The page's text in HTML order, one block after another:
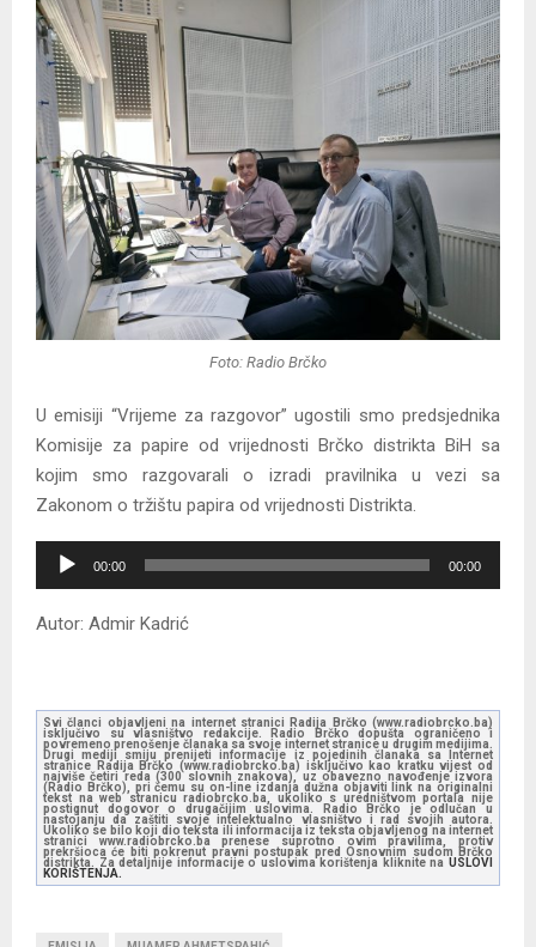
Foto: Radio Brčko
U emisiji “Vrijeme za razgovor” ugostili smo predsjednika
Komisije za papire od vrijednosti Brčko distrikta BiH sa
kojim smo razgovarali o izradi pravilnika u vezi sa
Zakonom o tržištu papira od vrijednosti Distrikta.
u
d
a
e
00:00 00:00
Autor: Admir Kadrić
Svi članci objavljeni na internet stranici Radija Brčko (www.radiobrcko.ba)
isključivo su vlasništvo redakcije. Radio Brčko dopušta ograničeno i
povremeno prenošenje članaka sa svoje internet stranice u drugim medijima.
Drugi mediji smiju prenijeti informacije iz pojedinih članaka sa Internet
stranice Radija Brčko (www.radiobrcko.ba) isključivo kao kratku vijest od
najviše četiri reda (300 slovnih znakova), uz obavezno navođenje izvora
(Radio Brčko), pri čemu su on-line izdanja dužna objaviti link na originalni
tekst na web stranicu radiobrcko.ba, ukoliko s uredništvom portala nije
postignut dogovor o drugačijim uslovima. Radio Brčko je odlučan u
nastojanju da zaštiti svoje intelektualno vlasništvo i rad svojih autora.
Ukoliko se bilo koji dio teksta ili informacija iz teksta objavljenog na internet
stranici www.radiobrcko.ba prenese suprotno ovim pravilima, protiv
prekršioca će biti pokrenut pravni postupak pred Osnovnim sudom Brčko
distrikta. Za detaljnije informacije o uslovima korištenja kliknite na USLOVI
KORIŠTENJA.